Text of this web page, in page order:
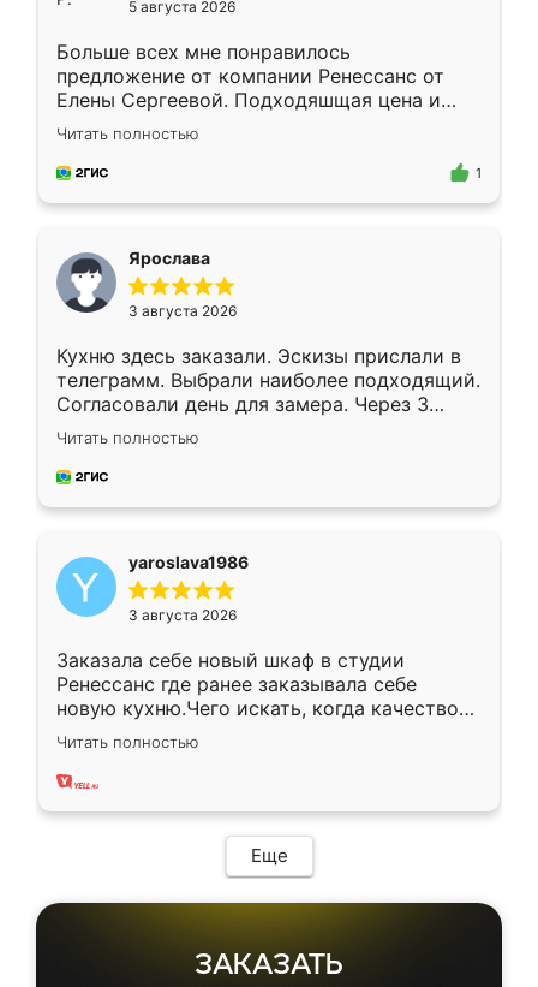
5 августа 2026
Больше всех мне понравилось
предложение от компании Ренессанс от
Елены Сергеевой. Подходяшщая цена и
короткие сроки изготовления. Приехавший
для замера сотрудник Владислав
предложил по моему эскизу самый
Читать полностью
1
Ярослава
3 августа 2026
Кухню здесь заказали. Эскизы прислали в
телеграмм. Выбрали наиболее подходящий.
Согласовали день для замера. Через 3
недели кухня была уже готова. Остались
довольны работой. Спасибо Ренессанс
мебель за качественную работу!
Читать полностью
yaroslava1986
3 августа 2026
Заказала себе новый шкаф в студии
Ренессанс где ранее заказывала себе
новую кухню.Чего искать, когда качеством
вполне довольна. Служит кухня уже почти
два года, нареканий нет.
Читать полностью
Еще
ЗАКАЗАТЬ